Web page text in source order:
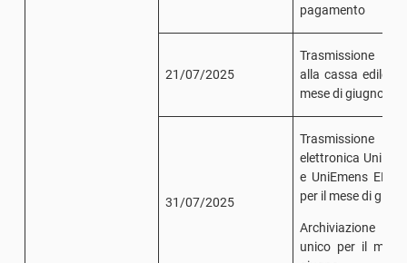
pagamento
21/07/2025
Trasmissione
alla cassa edile
mese di giugno
31/07/2025
Trasmissione
elettronica
e UniEmens
per il mese di
Archiviazione
unico per il